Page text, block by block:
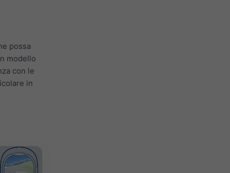
possa
modello
con le
in